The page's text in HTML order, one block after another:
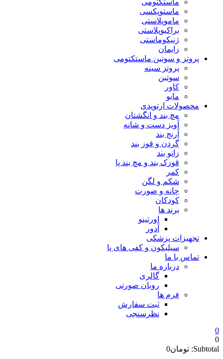
ماستکتومی
ماستوپکسی
ماموپلاستی
براکیوپلاستی
ژنیکوماستی
زایمان
پروتز و سوتین ماستکتومی
پروتز سینه
سوتین
کاور
مایو
محصولات ارتوپدی
مچ بند و انگشتان
آویز دست و شانه
آرنج بند
گردن و قوز بند
زانو بند
قوزک بند و مچ بند پا
کمر
شکم و لگن
چانه و صورت
کودکان
برند ها
اورتینو
آدور
تجهیزات پزشکی
سیلیکون و کفی های پا
تماس با ما
درباره ما
گالری
روبان صورتی
فرم ها
ثبت سفارش
نظرسنجی
0
0
Subtotal: تومان0